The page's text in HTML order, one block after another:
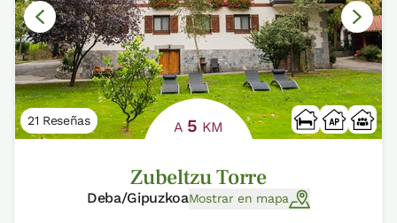
21 Reseñas A 5 KM
Zubeltzu Torre
Deba/GipuzkoaMostrar en mapa